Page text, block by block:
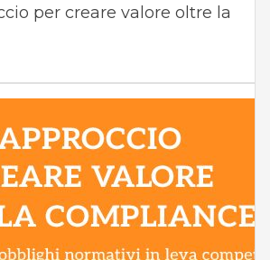
per creare valore oltre la